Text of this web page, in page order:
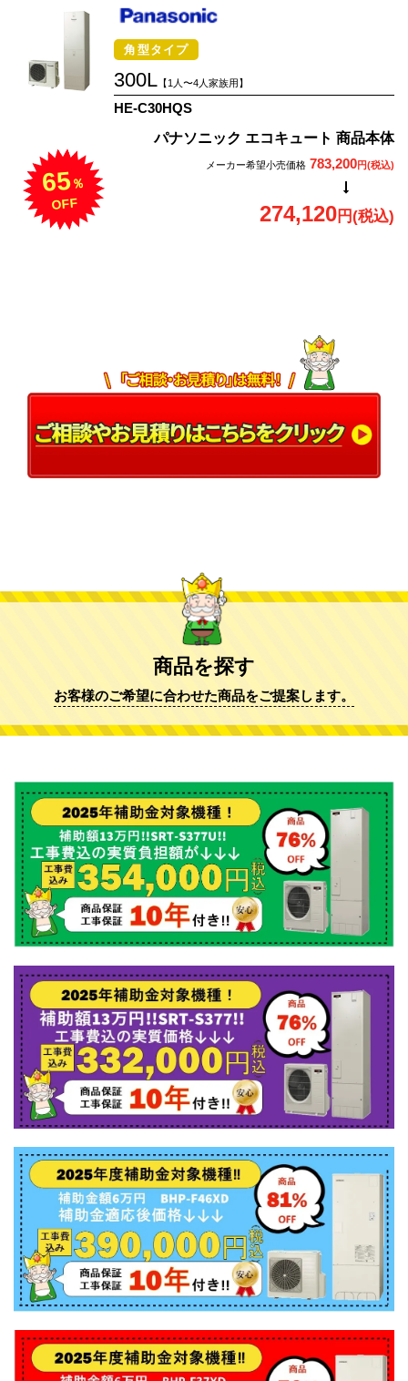
角型タイプ
300L 【1人〜4人家族用】
HE-C30HQS
パナソニック エコキュート 商品本体
メーカー希望小売価格 783,200円(税込)
274,120円(税込)
65％
OFF
商品を探す
お客様のご希望に合わせた商品をご提案します。